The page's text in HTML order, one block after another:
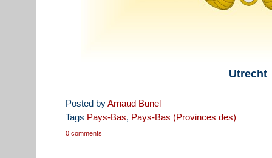
Utrecht
Posted byArnaud Bunel
Tags Pays-Bas, Pays-Bas (Provinces des)
0 comments